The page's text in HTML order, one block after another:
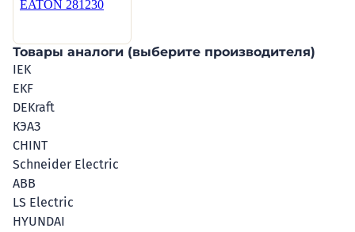
Товары аналоги (выберите производителя)
IEK
EKF
DEKraft
КЭАЗ
CHINT
Schneider Electric
ABB
LS Electric
HYUNDAI